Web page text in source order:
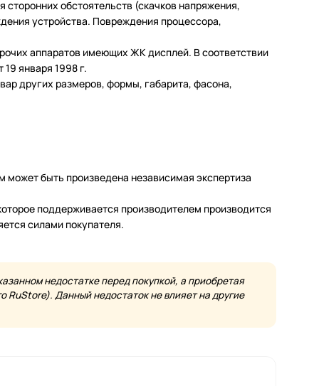
обстоятельств (скачков напряжения,
устройства. Повреждения процессора,
аппаратов имеющих ЖК дисплей. В соответствии
января 1998 г.
других размеров, формы, габарита, фасона,
быть произведена независимая экспертиза
поддерживается производителем производится
силами покупателя.
недостатке перед покупкой, а приобретая
RuStore). Данный недостаток не влияет на другие